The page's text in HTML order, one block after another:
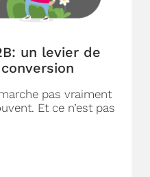
un levier de
pas vraiment
Et ce n’est pas